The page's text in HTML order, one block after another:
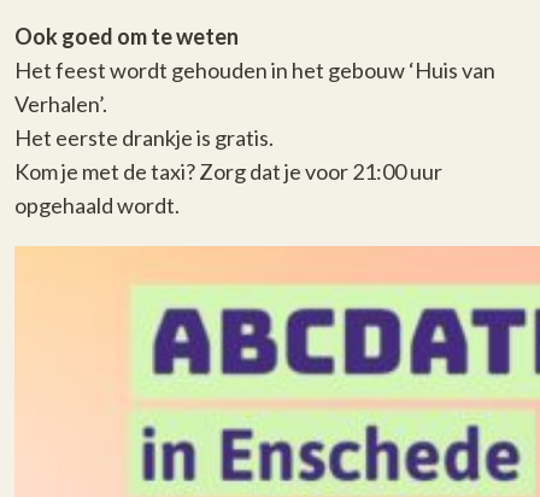
Ook goed om te weten
Het feest wordt gehouden in het gebouw ‘Huis van
Verhalen’.
Het eerste drankje is gratis.
Kom je met de taxi? Zorg dat je voor 21:00 uur
opgehaald wordt.